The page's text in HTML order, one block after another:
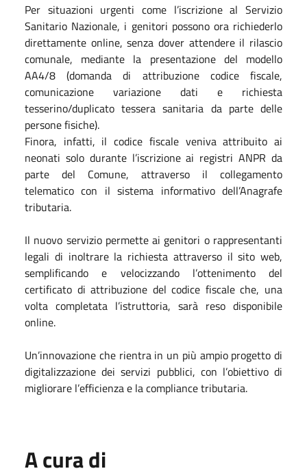
Per situazioni urgenti come l’iscrizione al Servizio
Sanitario Nazionale, i genitori possono ora richiederlo
direttamente online, senza dover attendere il rilascio
comunale, mediante la presentazione del modello
AA4/8 (domanda di attribuzione codice fiscale,
comunicazione variazione dati e richiesta
tesserino/duplicato tessera sanitaria da parte delle
persone fisiche).
Finora, infatti, il codice fiscale veniva attribuito ai
neonati solo durante l’iscrizione ai registri ANPR da
parte del Comune, attraverso il collegamento
telematico con il sistema informativo dell’Anagrafe
tributaria.
Il nuovo servizio permette ai genitori o rappresentanti
legali di inoltrare la richiesta attraverso il sito web,
semplificando e velocizzando l’ottenimento del
certificato di attribuzione del codice fiscale che, una
volta completata l’istruttoria, sarà reso disponibile
online.
Un’innovazione che rientra in un più ampio progetto di
digitalizzazione dei servizi pubblici, con l’obiettivo di
migliorare l’efficienza e la compliance tributaria.
A cura di